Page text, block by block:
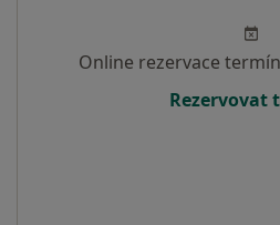
Online rezervace
Rezervovat